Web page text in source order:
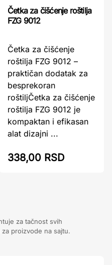
Četka za čišćenje roštilja
FZG 9012
Četka za čišćenje
roštilja FZG 9012 –
praktičan dodatak za
besprekoran
roštiljČetka za čišćenje
roštilja FZG 9012 je
kompaktan i efikasan
alat dizajni ...
338,00 RSD
za tačnost svih
proizvode na sajtu.